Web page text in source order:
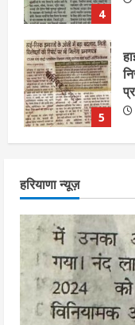
5
1
हरियाणा न्यूज़